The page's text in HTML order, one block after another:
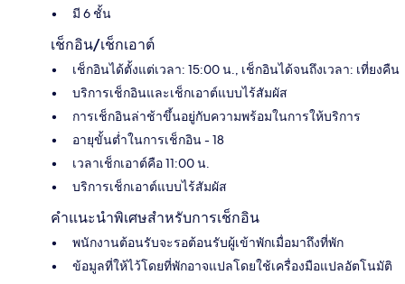
มี 6 ชั้น
เช็กอิน/เช็กเอาต์
เช็กอินได้ตั้งแต่เวลา: 15:00 น., เช็กอินได้จนถึงเวลา: เที่ยงคืน
บริการเช็กอินและเช็กเอาต์แบบไร้สัมผัส
การเช็กอินล่าช้าขึ้นอยู่กับความพร้อมในการให้บริการ
อายุขั้นต่ำในการเช็กอิน - 18
เวลาเช็กเอาต์คือ 11:00 น.
บริการเช็กเอาต์แบบไร้สัมผัส
คำแนะนำพิเศษสำหรับการเช็กอิน
พนักงานต้อนรับจะรอต้อนรับผู้เข้าพักเมื่อมาถึงที่พัก
ข้อมูลที่ให้ไว้โดยที่พักอาจแปลโดยใช้เครื่องมือแปลอัตโนมัติ